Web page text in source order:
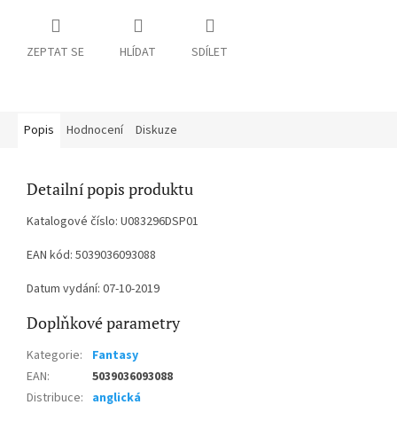
ZEPTAT SE HLÍDAT SDÍLET
Popis Hodnocení Diskuze
Detailní popis produktu
Katalogové číslo: U083296DSP01
EAN kód: 5039036093088
Datum vydání: 07-10-2019
Doplňkové parametry
Kategorie:
Fantasy
EAN:
5039036093088
Distribuce: anglická